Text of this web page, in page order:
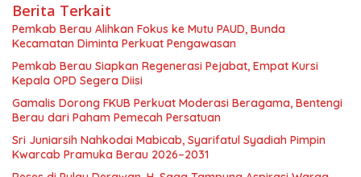
Berita Terkait
Pemkab Berau Alihkan Fokus ke Mutu PAUD, Bunda
Kecamatan Diminta Perkuat Pengawasan
Pemkab Berau Siapkan Regenerasi Pejabat, Empat Kursi
Kepala OPD Segera Diisi
Gamalis Dorong FKUB Perkuat Moderasi Beragama, Bentengi
Berau dari Paham Pemecah Persatuan
Sri Juniarsih Nahkodai Mabicab, Syarifatul Syadiah Pimpin
Kwarcab Pramuka Berau 2026–2031